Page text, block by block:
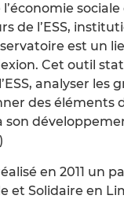
de l’ESS,
est un
Cet outil
analyser les
des éléments
en 2011 un
et Solidaire en